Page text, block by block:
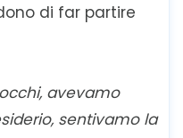
di far partire
avevamo
sentivamo la